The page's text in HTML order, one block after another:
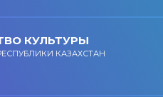
КУЛЬТУРЫ
КАЗАХСТАН